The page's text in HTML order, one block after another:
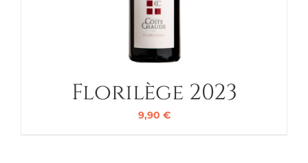
Florilège 2023
9,90 €